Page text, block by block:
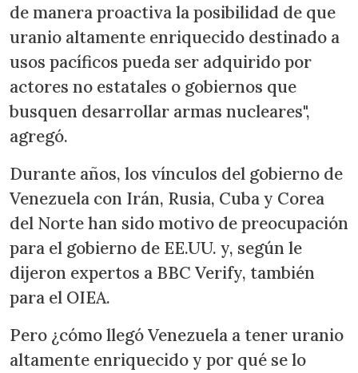
de manera proactiva la posibilidad de que
uranio altamente enriquecido destinado a
usos pacíficos pueda ser adquirido por
actores no estatales o gobiernos que
busquen desarrollar armas nucleares",
agregó.
Durante años, los vínculos del gobierno de
Venezuela con Irán, Rusia, Cuba y Corea
del Norte han sido motivo de preocupación
para el gobierno de EE.UU. y, según le
dijeron expertos a BBC Verify, también
para el OIEA.
Pero ¿cómo llegó Venezuela a tener uranio
altamente enriquecido y por qué se lo